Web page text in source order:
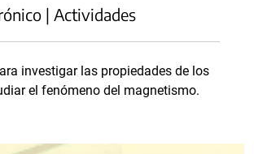
| Actividades
investigar las propiedades de los
el fenómeno del magnetismo.